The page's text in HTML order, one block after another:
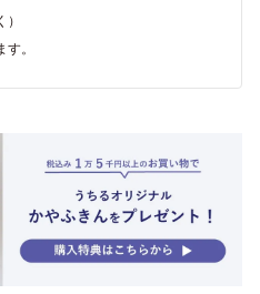
。